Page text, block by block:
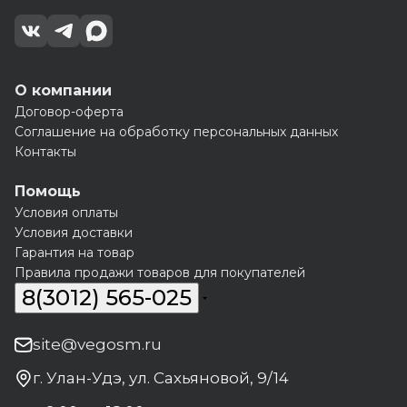
О компании
Договор-оферта
Соглашение на обработку персональных данных
Контакты
Помощь
Условия оплаты
Условия доставки
Гарантия на товар
Правила продажи товаров для покупателей
8(3012) 565-025
site@vegosm.ru
г. Улан-Удэ, ул. Сахьяновой, 9/14